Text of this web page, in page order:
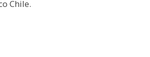
Chile.